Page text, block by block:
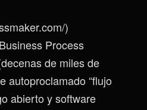
)
Process
de miles de
autoproclamado “flujo
abierto y software